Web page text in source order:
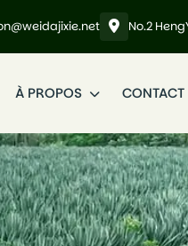
No.2
À PROPOS CONTACT